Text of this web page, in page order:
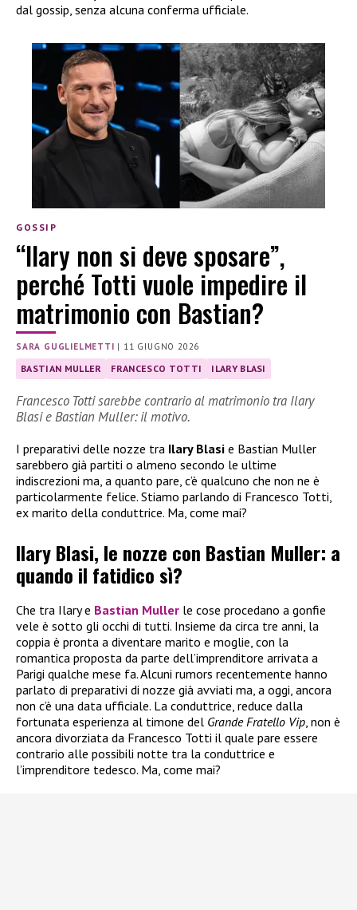
dal gossip, senza alcuna conferma ufficiale.
GOSSIP
“Ilary non si deve sposare”,
perché Totti vuole impedire il
matrimonio con Bastian?
SARA GUGLIELMETTI | 11 GIUGNO 2026
BASTIAN MULLER FRANCESCO TOTTI ILARY BLASI
Francesco Totti sarebbe contrario al matrimonio tra Ilary
Blasi e Bastian Muller: il motivo.
I preparativi delle nozze tra Ilary Blasi e Bastian Muller
sarebbero già partiti o almeno secondo le ultime
indiscrezioni ma, a quanto pare, c’è qualcuno che non ne è
particolarmente felice. Stiamo parlando di Francesco Totti,
ex marito della conduttrice. Ma, come mai?
Ilary Blasi, le nozze con Bastian Muller: a
quando il fatidico sì?
Che tra Ilary e Bastian Muller le cose procedano a gonfie
vele è sotto gli occhi di tutti. Insieme da circa tre anni, la
coppia è pronta a diventare marito e moglie, con la
romantica proposta da parte dell’imprenditore arrivata a
Parigi qualche mese fa. Alcuni rumors recentemente hanno
parlato di preparativi di nozze già avviati ma, a oggi, ancora
non c’è una data ufficiale. La conduttrice, reduce dalla
fortunata esperienza al timone del Grande Fratello Vip , non è
ancora divorziata da Francesco Totti il quale pare essere
contrario alle possibili notte tra la conduttrice e
l’imprenditore tedesco. Ma, come mai?